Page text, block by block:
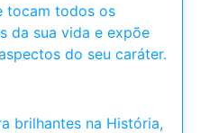
tocam todos os
da sua vida e expõe
do seu caráter.
brilhantes na História,